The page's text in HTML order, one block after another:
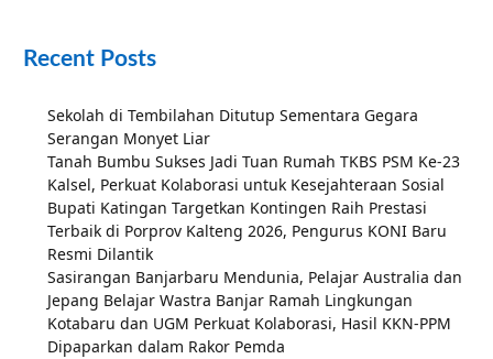
Recent Posts
Sekolah di Tembilahan Ditutup Sementara Gegara
Serangan Monyet Liar
Tanah Bumbu Sukses Jadi Tuan Rumah TKBS PSM Ke-23
Kalsel, Perkuat Kolaborasi untuk Kesejahteraan Sosial
Bupati Katingan Targetkan Kontingen Raih Prestasi
Terbaik di Porprov Kalteng 2026, Pengurus KONI Baru
Resmi Dilantik
Sasirangan Banjarbaru Mendunia, Pelajar Australia dan
Jepang Belajar Wastra Banjar Ramah Lingkungan
Kotabaru dan UGM Perkuat Kolaborasi, Hasil KKN-PPM
Dipaparkan dalam Rakor Pemda